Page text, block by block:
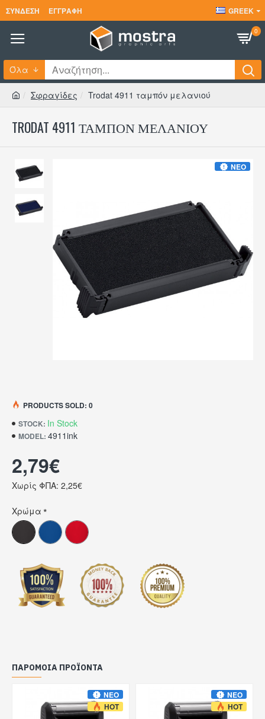
ΣΎΝΔΕΣΗ ΕΓΓΡΑΦΉ GREEK
0
Όλα
Σφραγίδες Trodat 4911 ταμπόν μελανιού
TRODAT 4911 ΤΑΜΠΌΝ ΜΕΛΑΝΙΟΎ
ΝΈΟ
STOCK: In Stock
MODEL: 4911ink
PRODUCTS SOLD: 0
2,79€
Χωρίς ΦΠΑ: 2,25€
Χρώμα
ΠΑΡΌΜΟΙΑ ΠΡΟΪΌΝΤΑ
ΝΈΟ
HOT
ΝΈΟ
HOT